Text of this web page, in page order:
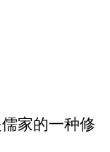
家的一种修